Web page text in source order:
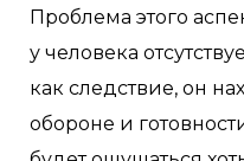
Проблема этого
у человека
как следствие, он
обороне и